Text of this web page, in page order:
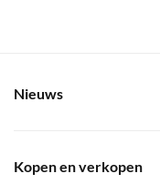
Nieuws
Kopen en verkopen